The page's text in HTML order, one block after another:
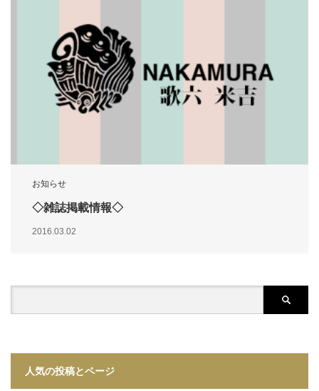
お知らせ
◇雑誌掲載情報◇
2016.03.02
人気の投稿とページ